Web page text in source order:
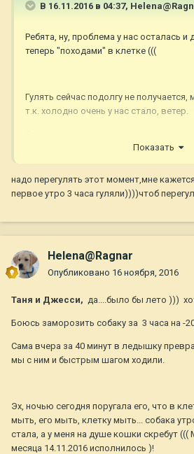
В 16.11.2016 в 04:37,
Ребята, ну, проблема у нас осталась и
теперь "походами" в клетке (((
Гулять сейчас подолгу не
т.к. холодно очень у нас стало, ветер.
Показать
надо перегулять этот момент,мне
первое утро 3 часа гуляли))))чтоб
Helena@Ragnar
Опубликовано 16 ноября, 2016
Таня и Джесси, да....было бы лето )))
Боюсь заморозить собаку за 3 часа на -
Сама вчера за 40 минут в ледышку
мы с ним и быстрым шагом ходили.
Эх, ночью сегодня поругала его, что в
мыть, его мыть, клетку мыть... собака
стала, а у меня на душе кошки скребут
месяца 14.11.2016 исполнилось )!